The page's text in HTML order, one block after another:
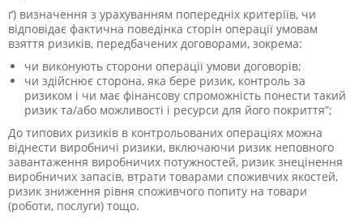
ґ) визначення з урахуванням попередніх критеріїв, чи
відповідає фактична поведінка сторін операції умовам
взяття ризиків, передбачених договорами, зокрема:
чи виконують сторони операції умови договорів;
чи здійснює сторона, яка бере ризик, контроль за
ризиком і чи має фінансову спроможність понести такий
ризик та/або можливості і ресурси для його покриття”;
До типових ризиків в контрольованих операціях можна
віднести виробничі ризики, включаючи ризик неповного
завантаження виробничих потужностей, ризик знецінення
виробничих запасів, втрати товарами споживчих якостей,
ризик зниження рівня споживчого попиту на товари
(роботи, послуги) тощо.